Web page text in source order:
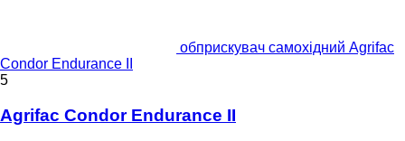
обприскувач самохідний Agrifac
Condor Endurance II
5
Agrifac Condor Endurance II